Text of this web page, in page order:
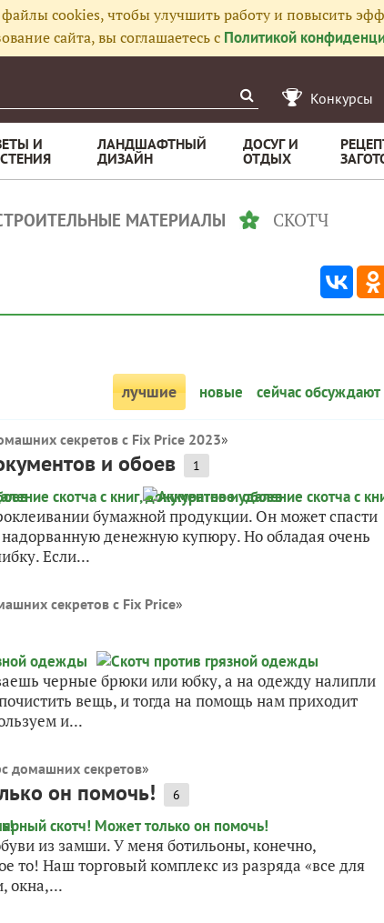
cookies, чтобы улучшить работу и повысить
сайта, вы соглашаетесь с Политикой
Конкурсы
И
ЛАНДШАФТНЫЙ
ДИЗАЙН
ДОСУГ И
ОТДЫХ
МАТЕРИАЛЫ СКОТЧ
лучшие новые сейчас обсуждают
секретов с Fix Price 2023»
и обоев 1
бумажной продукции. Он может спасти
денежную купюру. Но обладая очень
Если...
секретов с Fix Price»
черные брюки или юбку, а на одежду налипли
вещь, и тогда на помощь нам приходит
и...
домашних секретов»
он помочь! 6
из замши. У меня ботильоны, конечно,
то! Наш торговый комплекс из разряда «все для
окна,...